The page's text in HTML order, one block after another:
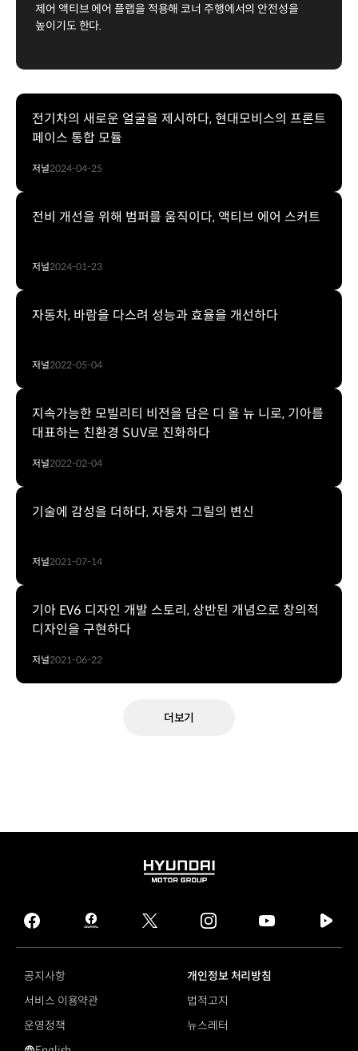
제어 액티브 에어 플랩을 적용해 코너 주행에서의 안전성을
높이기도 한다.
전기차의 새로운 얼굴을 제시하다, 현대모비스의 프론트
페이스 통합 모듈
저널2024-04-25
전비 개선을 위해 범퍼를 움직이다, 액티브 에어 스커트
저널2024-01-23
자동차, 바람을 다스려 성능과 효율을 개선하다
저널2022-05-04
지속가능한 모빌리티 비전을 담은 디 올 뉴 니로, 기아를
대표하는 친환경 SUV로 진화하다
저널2022-02-04
기술에 감성을 더하다, 자동차 그릴의 변신
저널2021-07-14
기아 EV6 디자인 개발 스토리, 상반된 개념으로 창의적
디자인을 구현하다
저널2021-06-22
더보기
HYUNDAI
GROUP
facebook
hmg
journal
twitter instagram
tv
공지사항
개인정보 처리방침
서비스 이용약관
법적고지
운영정책
뉴스레터